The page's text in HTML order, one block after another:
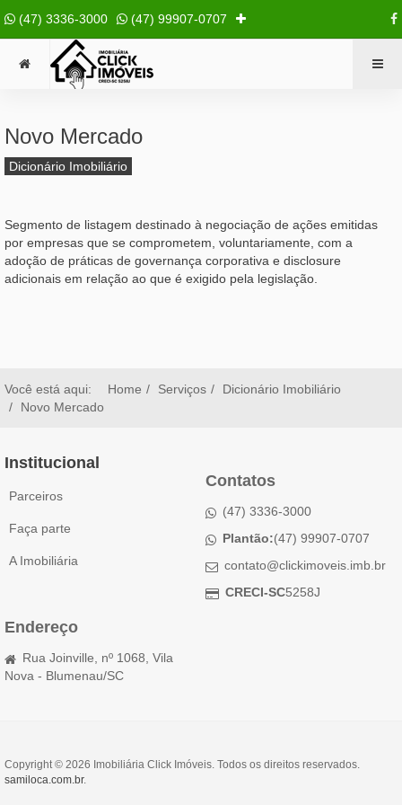
(47) 3336-3000 (47) 99907-0707
Novo Mercado
Dicionário Imobiliário
Segmento de listagem destinado à negociação de ações emitidas
por empresas que se comprometem, voluntariamente, com a
adoção de práticas de governança corporativa e disclosure
adicionais em relação ao que é exigido pela legislação.
Você está aqui: Home Serviços
Dicionário Imobiliário
Novo Mercado
Institucional
Parceiros
Faça parte
A Imobiliária
Contatos
(47) 3336-3000
Plantão:(47) 99907-0707
contato@clickimoveis.imb.br
CRECI-SC5258J
Endereço
Rua Joinville, nº 1068, Vila
Nova - Blumenau/SC
Copyright © 2026 Imobiliária Click Imóveis. Todos os direitos reservados.
samiloca.com.br.